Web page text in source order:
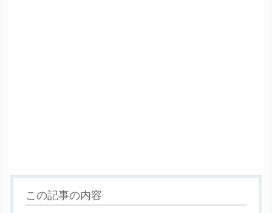
この記事の内容